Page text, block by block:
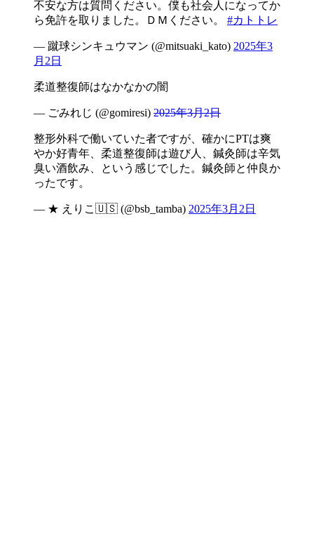
不安な方は質問ください。僕も社会人になってか
ら免許を取りました。ＤＭください。 #カトトレ
— 蹴球シンキュウマン (@mitsuaki_kato) 2025年3
月2日
柔道整復師はなかなかの闇
— ごみれじ (@gomiresi) 2025年3月2日
整形外科で働いていた者ですが、確かにPTは爽
やか好青年、柔道整復師は遊び人、鍼灸師は辛気
臭い酒飲み、という感じでした。鍼灸師と仲良か
ったです。
— ★ えりこ🇺🇸 (@bsb_tamba) 2025年3月2日